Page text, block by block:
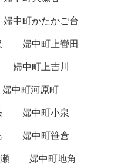
婦中町かたかご台
婦中町上轡田
婦中町上吉川
婦中町河原町
婦中町小泉
婦中町笹倉
婦中町地角